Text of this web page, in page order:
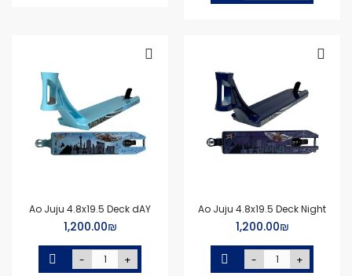
Ao Juju 4.8x19.5 Deck Night
₪‏1,200.00
- +
Ao Juju 4.8x19.5 Deck dAY
₪‏1,200.00
- +